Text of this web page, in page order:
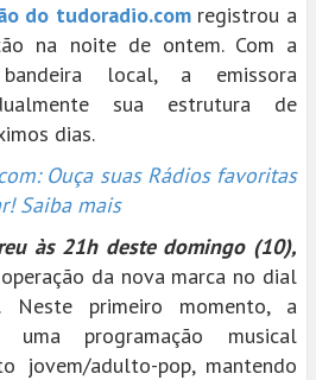
do tudoradio.comregistrou a
na noite de ontem. Com a
local, a emissora
sua estrutura de
dias.
Ouça suas Rádios favoritas
Saiba mais
às 21h deste domingo (10),
da nova marca no dial
Neste primeiro momento, a
uma programação musical
jovem/adulto-pop, mantendo